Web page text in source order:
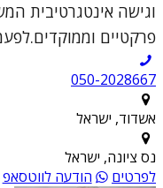
וגישה אינטגרטיבית
פרקטיים
050-2028667
אשדוד, ישראל
נס ציונה, ישראל
לפרטים
הודעה לווטסאפ